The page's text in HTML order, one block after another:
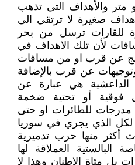
أكثر من 1500 كيلو متر والأهداف التي تذهب
صغيرة لا ترتقي الى
للقارات ترسل من بحر
لأن تلك الاهداف في
عن قرب او من مسافات
عن قرب بالإضافة
الداعشية هي عبارة عن
فوقية أو تحتية ضخمة
للطائرات او حتى
لكل الذي يجري في سوريا
أكثر منها حرب تدميرية
البالستية العملاقة لها
بل مئاة الاطنان وهذا لا